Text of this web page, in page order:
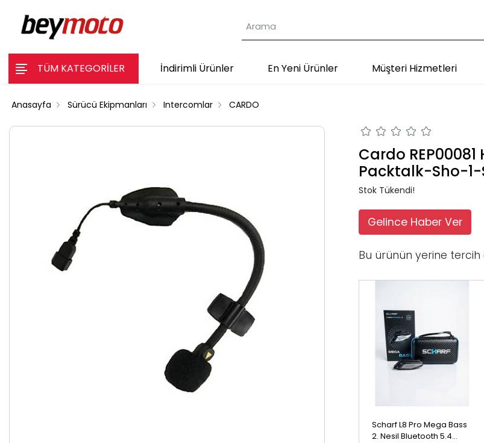
TÜM KATEGORİLER İndirimli Ürünler En Yeni Ürünler Müşteri Hizmetleri
Anasayfa Sürücü Ekipmanları Intercomlar CARDO
Cardo
Packtalk-Sho-
Stok Tükendi!
Gelince Haber Ver
Bu ürünün yerine
Scharf L8 Pro Mega Bass
2. Nesil Bluetooth 5.4